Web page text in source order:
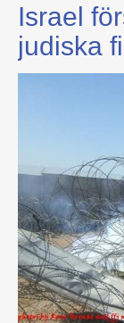
Israel
judiska